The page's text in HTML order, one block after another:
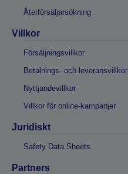
Återförsäljarsökning
Villkor
Försäljningsvillkor
Betalnings- och leveransvillkor
Nyttjandevillkor
Villkor för online-kampanjer
Juridiskt
Safety Data Sheets
Partners